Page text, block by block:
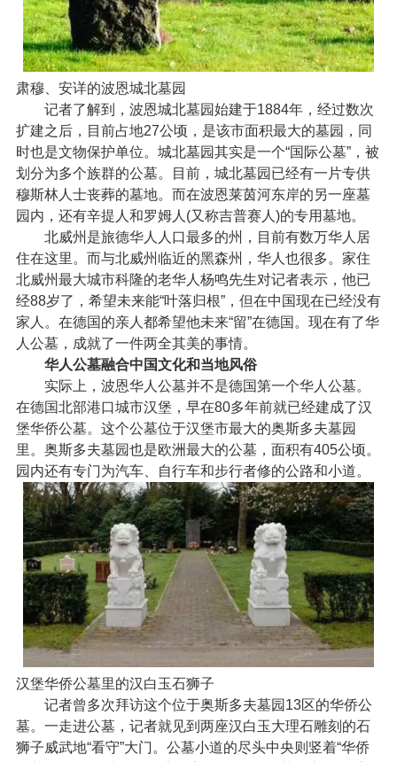
肃穆、安详的波恩城北墓园
记者了解到，波恩城北墓园始建于1884年，经过数次
扩建之后，目前占地27公顷，是该市面积最大的墓园，同
时也是文物保护单位。城北墓园其实是一个“国际公墓”，被
划分为多个族群的公墓。目前，城北墓园已经有一片专供
穆斯林人士丧葬的墓地。而在波恩莱茵河东岸的另一座墓
园内，还有辛提人和罗姆人(又称吉普赛人)的专用墓地。
北威州是旅德华人人口最多的州，目前有数万华人居
住在这里。而与北威州临近的黑森州，华人也很多。家住
北威州最大城市科隆的老华人杨鸣先生对记者表示，他已
经88岁了，希望未来能“叶落归根”，但在中国现在已经没有
家人。在德国的亲人都希望他未来“留”在德国。现在有了华
人公墓，成就了一件两全其美的事情。
华人公墓融合中国文化和当地风俗
实际上，波恩华人公墓并不是德国第一个华人公墓。
在德国北部港口城市汉堡，早在80多年前就已经建成了汉
堡华侨公墓。这个公墓位于汉堡市最大的奥斯多夫墓园
里。奥斯多夫墓园也是欧洲最大的公墓，面积有405公顷。
园内还有专门为汽车、自行车和步行者修的公路和小道。
汉堡华侨公墓里的汉白玉石狮子
记者曾多次拜访这个位于奥斯多夫墓园13区的华侨公
墓。一走进公墓，记者就见到两座汉白玉大理石雕刻的石
狮子威武地“看守”大门。公墓小道的尽头中央则竖着“华侨